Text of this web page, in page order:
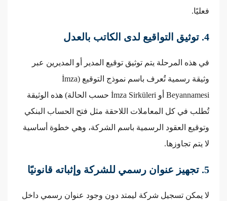
فعليًا.
4. توثيق التواقيع لدى الكاتب بالعدل
في هذه المرحلة يتم توثيق توقيع المدير أو المديرين عبر
وثيقة رسمية تُعرف باسم نموذج التوقيع (İmza
Beyannamesi أو İmza Sirküleri حسب الحالة) هذه الوثيقة
تُطلب في كل المعاملات اللاحقة مثل فتح الحساب البنكي
وتوقيع العقود الرسمية باسم الشركة، وهي خطوة أساسية
لا يتم تجاوزها.
5. تجهيز عنوان رسمي للشركة وإثباته قانونيًا
لا يمكن تسجيل شركة ليمتد دون وجود عنوان رسمي داخل